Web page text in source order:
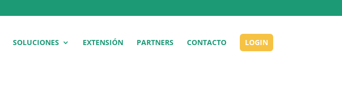
SOLUCIONES EXTENSIÓN PARTNERS CONTACTO LOGIN